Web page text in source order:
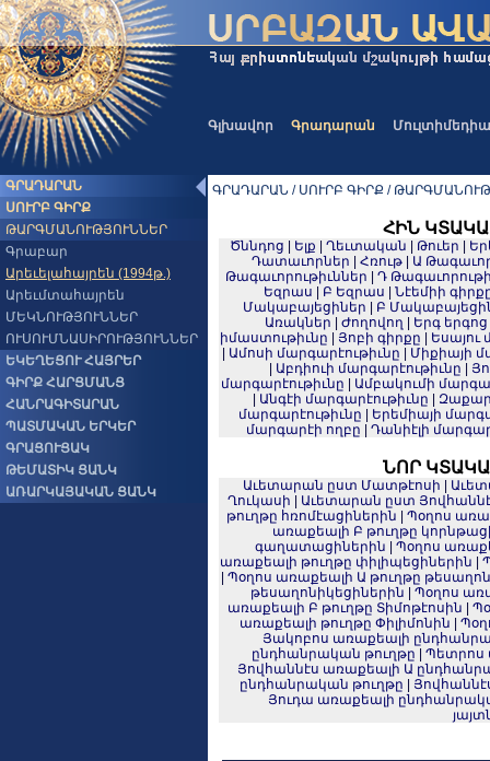
Գլխավոր Գրադարան Մուլտիմեդիա
ԳՐԱԴԱՐԱՆ
ՍՈՒՐԲ ԳԻՐՔ
ԹԱՐԳՄԱՆՈՒԹՅՈՒՆՆԵՐ
Գրաբար
Արեւելահայրեն (1994թ.)
Արեւմտահայրեն
ՄԵԿՆՈՒԹՅՈՒՆՆԵՐ
ՈՒՍՈՒՄՆԱՍԻՐՈՒԹՅՈՒՆՆԵՐ
ԵԿԵՂԵՑՈՒ ՀԱՅՐԵՐ
ԳԻՐՔ ՀԱՐՑՄԱՆՑ
ՀԱՆՐԱԳԻՏԱՐԱՆ
ՊԱՏՄԱԿԱՆ ԵՐԿԵՐ
ԳՐԱՑՈՒՑԱԿ
ԹԵՄԱՏԻԿ ՑԱՆԿ
ԱՌԱՐԿԱՅԱԿԱՆ ՑԱՆԿ
ԳՐԱԴԱՐԱՆ / ՍՈՒՐԲ ԳԻՐՔ /
ՀԻՆ
Ծննդոց Ելք Ղեւտական Թուեր
Դատաւորներ
Հռութ|
Ա
Թագաւորութիւններ
Դ
Եզրաս
Բ Եզրաս
Նէեմիի
Մակաբայեցիներ
Բ
Առակներ
Ժողովող Երգ երգոց
իմաստութիւնը
Յոբի գիրքը
Եսայու
Ամոսի մարգարէութիւնը
Միքիայի
Աբդիուի մարգարէութիւնը
մարգարէութիւնը
Ամբակումի
Անգէի մարգարէութիւնը
մարգարէութիւնը
Երեմիայի
մարգարէի ողբը
Դանիէլի
ՆՈՐ
Աւետարան ըստ Մատթէոսի
Ղուկասի
Աւետարան ըստ
թուղթը հռոմէացիներին
Պօղոս
առաքեալի Բ թուղթը
գաղատացիներին
Պօղոս
առաքեալի թուղթը փիլիպեցիներին
Պօղոս առաքեալի Ա թուղթը
թեսաղոնիկեցիներին
Պօղոս
առաքեալի Բ թուղթը Տիմոթէոսին
առաքեալի թուղթը Փիլիմոնին
Յակոբոս առաքեալի
ընդհանրական թուղթը
Պետրոս
Յովհաննէս առաքեալի Ա
ընդհանրական թուղթը
Յուդա առաքեալի